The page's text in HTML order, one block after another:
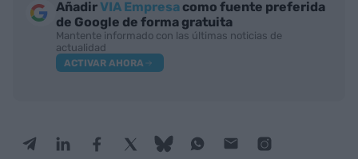
AñadirVIA Empresa como fuente preferida
de Google de forma gratuita
Mantente informado con las últimas noticias de
actualidad
ACTIVAR AHORA